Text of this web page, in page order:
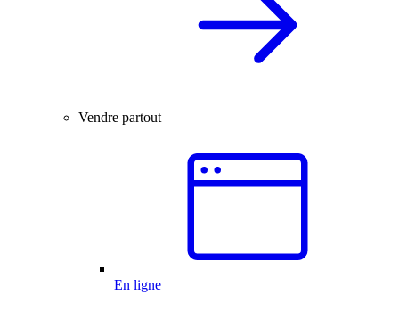
Vendre partout
En ligne